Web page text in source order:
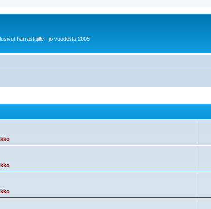
harrastajille - jo vuodesta 2005